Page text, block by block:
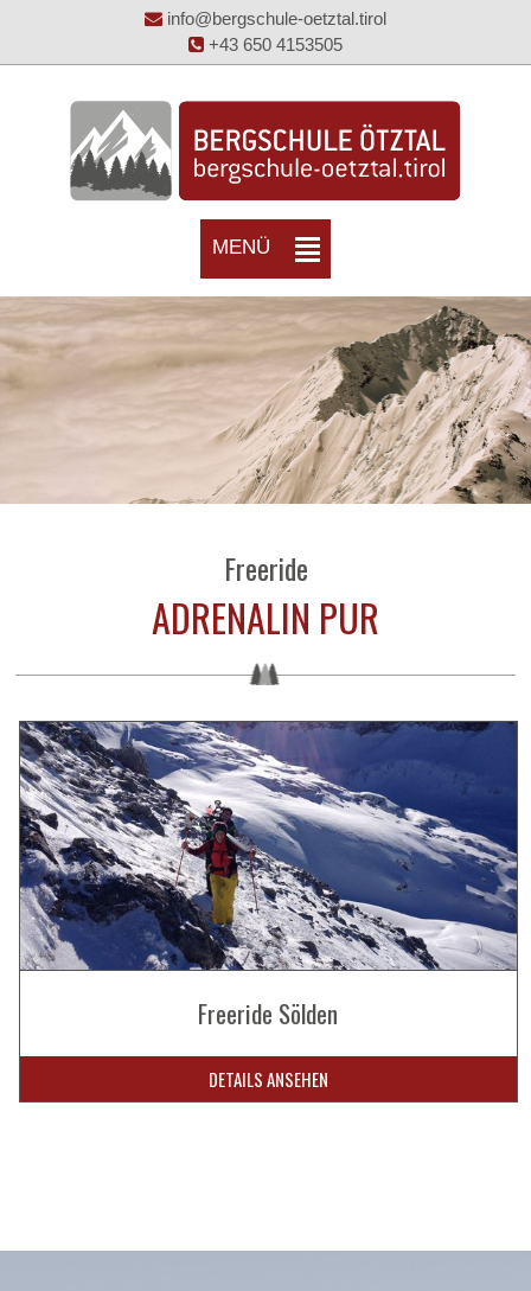
info@bergschule-oetztal.tirol
+43 650 4153505
MENÜ
Freeride
ADRENALIN PUR
Freeride Sölden
DETAILS ANSEHEN